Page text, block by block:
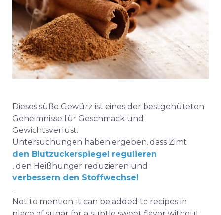
Dieses süße Gewürz ist eines der bestgehüteten
Geheimnisse für Geschmack und
Gewichtsverlust.
Untersuchungen haben ergeben, dass Zimt
den Blutzuckerspiegel regulieren
, den Heißhunger reduzieren und
verbessern den Stoffwechsel
.
Not to mention, it can be added to recipes in